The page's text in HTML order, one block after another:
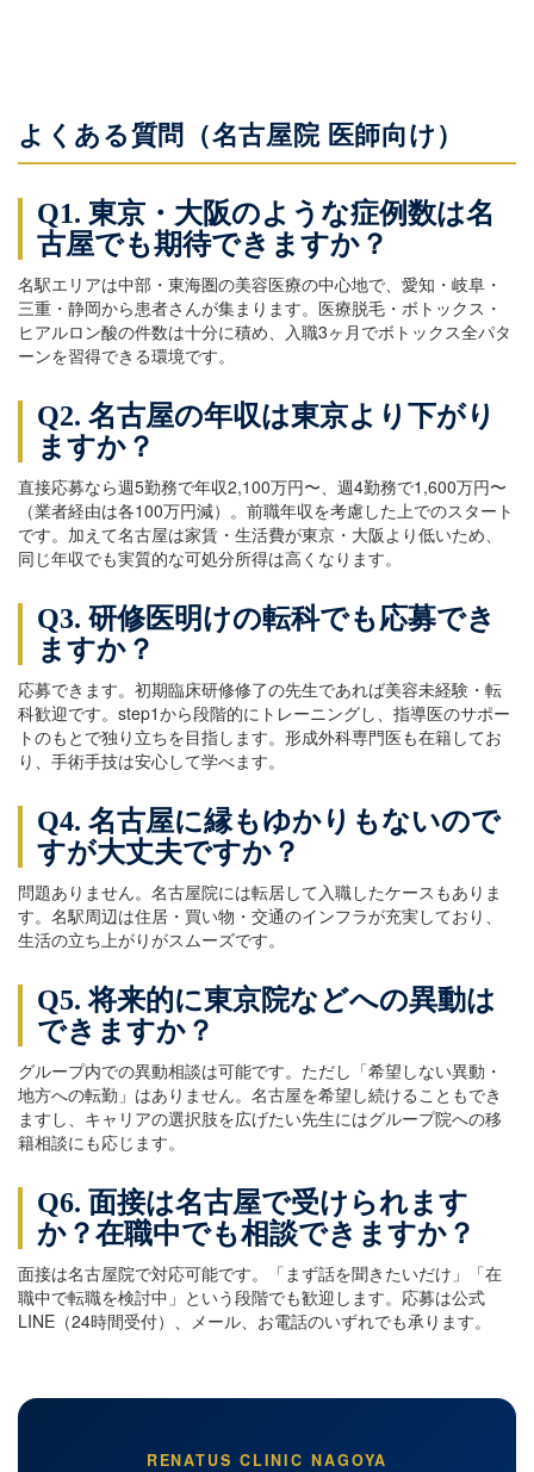
よくある質問（名古屋院 医師向け）
Q1. 東京・大阪のような症例数は名
古屋でも期待できますか？
名駅エリアは中部・東海圏の美容医療の中心地で、愛知・岐阜・
三重・静岡から患者さんが集まります。医療脱毛・ボトックス・
ヒアルロン酸の件数は十分に積め、入職3ヶ月でボトックス全パタ
ーンを習得できる環境です。
Q2. 名古屋の年収は東京より下がり
ますか？
直接応募なら週5勤務で年収2,100万円〜、週4勤務で1,600万円〜
（業者経由は各100万円減）。前職年収を考慮した上でのスタート
です。加えて名古屋は家賃・生活費が東京・大阪より低いため、
同じ年収でも実質的な可処分所得は高くなります。
Q3. 研修医明けの転科でも応募でき
ますか？
応募できます。初期臨床研修修了の先生であれば美容未経験・転
科歓迎です。step1から段階的にトレーニングし、指導医のサポー
トのもとで独り立ちを目指します。形成外科専門医も在籍してお
り、手術手技は安心して学べます。
Q4. 名古屋に縁もゆかりもないので
すが大丈夫ですか？
問題ありません。名古屋院には転居して入職したケースもありま
す。名駅周辺は住居・買い物・交通のインフラが充実しており、
生活の立ち上がりがスムーズです。
Q5. 将来的に東京院などへの異動は
できますか？
グループ内での異動相談は可能です。ただし「希望しない異動・
地方への転勤」はありません。名古屋を希望し続けることもでき
ますし、キャリアの選択肢を広げたい先生にはグループ院への移
籍相談にも応じます。
Q6. 面接は名古屋で受けられます
か？在職中でも相談できますか？
面接は名古屋院で対応可能です。「まず話を聞きたいだけ」「在
職中で転職を検討中」という段階でも歓迎します。応募は公式
LINE（24時間受付）、メール、お電話のいずれでも承ります。
RENATUS CLINIC NAGOYA